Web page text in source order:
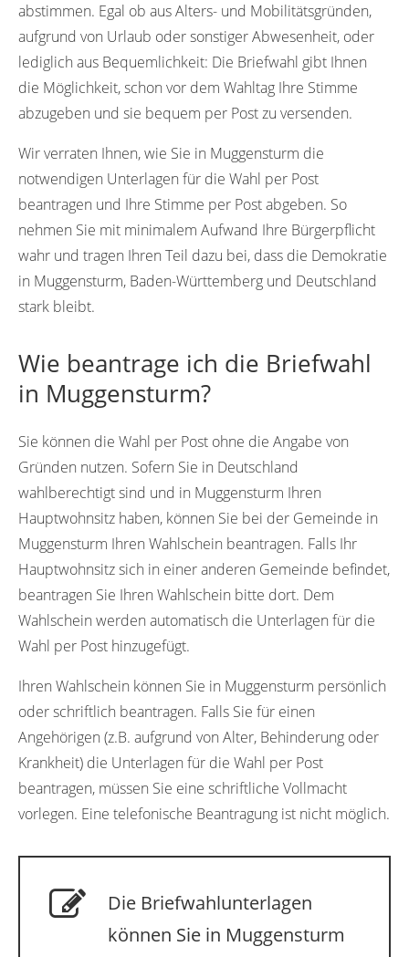
abstimmen. Egal ob aus Alters- und Mobilitätsgründen,
aufgrund von Urlaub oder sonstiger Abwesenheit, oder
lediglich aus Bequemlichkeit: Die Briefwahl gibt Ihnen
die Möglichkeit, schon vor dem Wahltag Ihre Stimme
abzugeben und sie bequem per Post zu versenden.
Wir verraten Ihnen, wie Sie in Muggensturm die
notwendigen Unterlagen für die Wahl per Post
beantragen und Ihre Stimme per Post abgeben. So
nehmen Sie mit minimalem Aufwand Ihre Bürgerpflicht
wahr und tragen Ihren Teil dazu bei, dass die Demokratie
in Muggensturm, Baden-Württemberg und Deutschland
stark bleibt.
Wie beantrage ich die Briefwahl
in Muggensturm?
Sie können die Wahl per Post ohne die Angabe von
Gründen nutzen. Sofern Sie in Deutschland
wahlberechtigt sind und in Muggensturm Ihren
Hauptwohnsitz haben, können Sie bei der Gemeinde in
Muggensturm Ihren Wahlschein beantragen. Falls Ihr
Hauptwohnsitz sich in einer anderen Gemeinde befindet,
beantragen Sie Ihren Wahlschein bitte dort. Dem
Wahlschein werden automatisch die Unterlagen für die
Wahl per Post hinzugefügt.
Ihren Wahlschein können Sie in Muggensturm persönlich
oder schriftlich beantragen. Falls Sie für einen
Angehörigen (z.B. aufgrund von Alter, Behinderung oder
Krankheit) die Unterlagen für die Wahl per Post
beantragen, müssen Sie eine schriftliche Vollmacht
vorlegen. Eine telefonische Beantragung ist nicht möglich.
Die Briefwahlunterlagen
können Sie in Muggensturm